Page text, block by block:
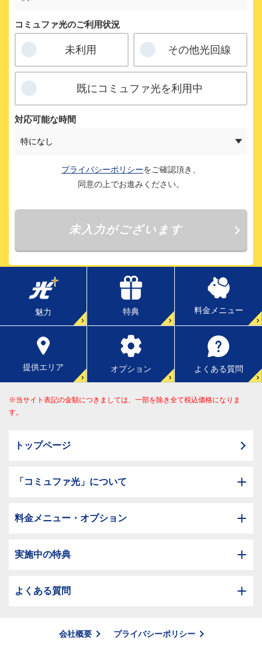
魅力 特典 料金メニュー
提供エリア オプション よくある質問
※当サイト表記の金額につきましては、一部を除き全て税込価格になりま
す。
トップページ
「コミュファ光」について
料金メニュー・オプション
実施中の特典
よくある質問
会社概要 プライバシーポリシー